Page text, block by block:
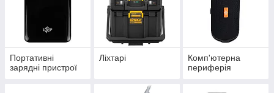
Портативні
зарядні пристрої
Ліхтарі
Комп'ютерна
периферія